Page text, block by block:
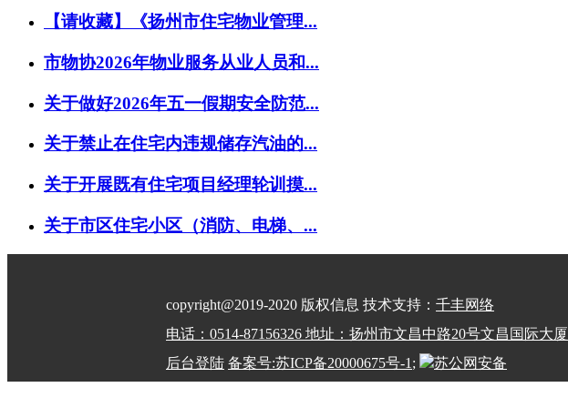
【请收藏】《扬州市住宅物业管理...
市物协2026年物业服务从业人员和...
关于做好2026年五一假期安全防范...
关于禁止在住宅内违规储存汽油的...
关于开展既有住宅项目经理轮训摸...
关于市区住宅小区（消防、电梯、...
copyright@2019-2020 版权信息 技术支持： 千丰网络
电话：0514-87156326 地址：扬州市文昌中路20号文昌国际大厦
后台登陆 备案号:苏ICP备20000675号-1;
苏公网安备